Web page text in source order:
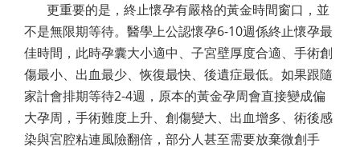
更重要的是，終止懷孕有嚴格的黃金時間窗口，並
不是無限期等待。醫學上公認懷孕6-10週係終止懷孕最
佳時間，此時孕囊大小適中、子宮壁厚度合適、手術創
傷最小、出血最少、恢復最快、後遺症最低。如果跟隨
家計會排期等待2-4週，原本的黃金孕周會直接變成偏
大孕周，手術難度上升、創傷變大、出血增多、術後感
染與宮腔粘連風險翻倍，部分人甚至需要放棄微創手